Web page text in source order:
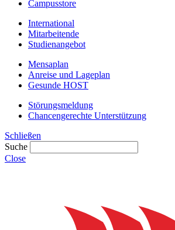
Campusstore
International
Mitarbeitende
Studienangebot
Mensaplan
Anreise und Lageplan
Gesunde HOST
Störungsmeldung
Chancengerechte Unterstützung
Schließen
Suche
Close